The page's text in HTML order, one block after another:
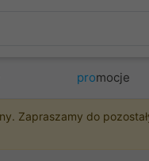
promocje
Zapraszamy do